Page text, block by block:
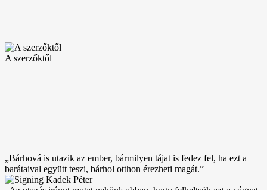
A szerzőktől
„Bárhová is utazik az ember, bármilyen tájat is fedez fel, ha ezt a
barátaival együtt teszi, bárhol otthon érezheti magát.”